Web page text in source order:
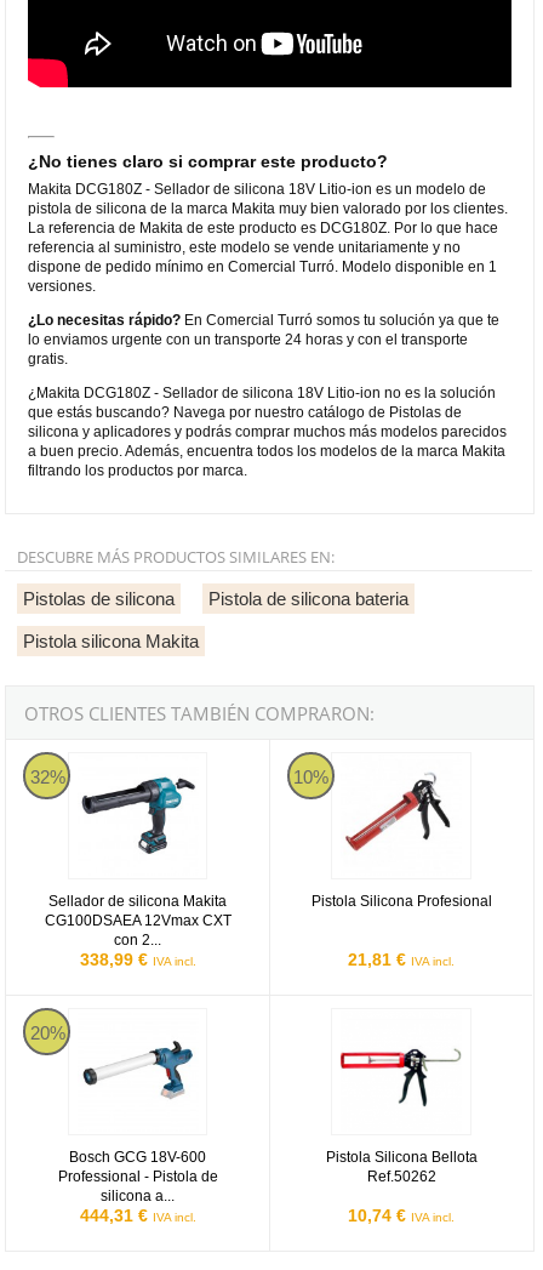
¿No tienes claro si comprar este producto?
Makita DCG180Z - Sellador de silicona 18V Litio-ion es un modelo de
pistola de silicona de la marca Makita muy bien valorado por los clientes.
La referencia de Makita de este producto es DCG180Z. Por lo que hace
referencia al suministro, este modelo se vende unitariamente y no
dispone de pedido mínimo en Comercial Turró. Modelo disponible en 1
versiones.
¿Lo necesitas rápido? En Comercial Turró somos tu solución ya que te
lo enviamos urgente con un transporte 24 horas y con el transporte
gratis.
¿Makita DCG180Z - Sellador de silicona 18V Litio-ion no es la solución
que estás buscando? Navega por nuestro catálogo de Pistolas de
silicona y aplicadores y podrás comprar muchos más modelos parecidos
a buen precio. Además, encuentra todos los modelos de la marca Makita
filtrando los productos por marca.
DESCUBRE MÁS PRODUCTOS SIMILARES EN:
Pistolas de silicona Pistola de silicona bateria
Pistola silicona Makita
OTROS CLIENTES TAMBIÉN COMPRARON:
32%
Sellador de silicona Makita
CG100DSAEA 12Vmax CXT
con 2...
338,99 € IVA incl.
Sellador de silicona Makita CG100DSAEA 12Vmax CXT con 2
10%
Pistola Silicona Profesional
21,81 € IVA incl.
Pistola Silicona Profesional
20%
Bosch GCG 18V-600
Professional - Pistola de
silicona a...
444,31 € IVA incl.
Bosch GCG 18V-600 Professional - Pistola de silicona a batería de
Pistola Silicona Bellota
Ref.50262
10,74 € IVA incl.